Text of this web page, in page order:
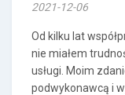
2021-12-06
Od kilku lat
nie miałem
usługi. Moim
podwykonawcą i